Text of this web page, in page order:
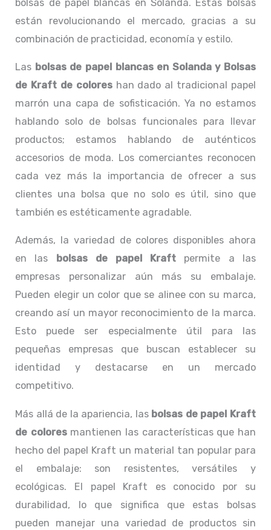
bolsas de papel blancas en Solanda. Estas bolsas
están revolucionando el mercado, gracias a su
combinación de practicidad, economía y estilo.
Las bolsas de papel blancas en Solanda y Bolsas
de Kraft de coloreshan dado al tradicional papel
marrón una capa de sofisticación. Ya no estamos
hablando solo de bolsas funcionales para llevar
productos; estamos hablando de auténticos
accesorios de moda. Los comerciantes reconocen
cada vez más la importancia de ofrecer a sus
clientes una bolsa que no solo es útil, sino que
también es estéticamente agradable.
Además, la variedad de colores disponibles ahora
en las
bolsas de papel Kraft permite a las
empresas personalizar aún más su embalaje.
Pueden elegir un color que se alinee con su marca,
creando así un mayor reconocimiento de la marca.
Esto puede ser especialmente útil para las
pequeñas empresas que buscan establecer su
identidad y destacarse en un mercado
competitivo.
Más allá de la apariencia, las bolsas de papel Kraft
de coloresmantienen las características que han
hecho del papel Kraft un material tan popular para
el embalaje: son resistentes, versátiles y
ecológicas. El papel Kraft es conocido por su
durabilidad, lo que significa que estas bolsas
pueden manejar una variedad de productos sin